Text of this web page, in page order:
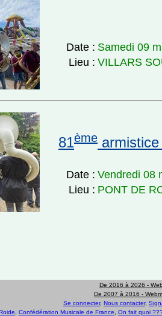
Date : Samedi 09
Lieu : VILLARS
81ème
Date : Vendredi 08
Lieu : PONT DE
De 2016 à 2026 -
De 2007 à 2016 -
Se connecter, Nous contacter,
Confédération Musicale de France
On fait quoi